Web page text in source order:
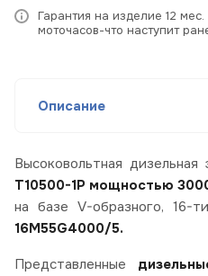
Гарантия на изделие 12
моточасов-что наступит
Описание
Высоковольтная дизельная
Т10500-1Р мощностью
на базе V-образного, 16-
16M55G4000/5.
Представленные